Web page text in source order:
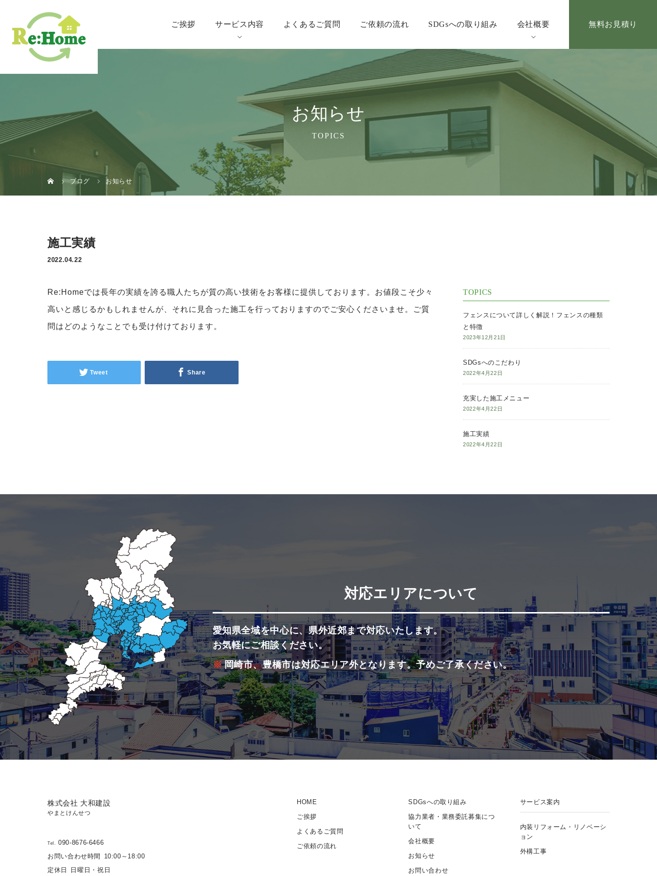
ご挨拶 サービス内容 よくあるご質問 ご依頼の流れ SDGsへの取り組み 会社概要 無料お見積り
お知らせ
TOPICS
ブログ お知らせ
施工実績
2022.04.22
Re:Homeでは長年の実績を誇る職人たちが質の高い技術をお客様に提供しております。お値段こそ少々
高いと感じるかもしれませんが、それに見合った施工を行っておりますのでご安心くださいませ。ご質
問はどのようなことでも受け付けております。
Tweet Share
TOPICS
フェンスについて詳しく解説！フェンスの種類
と特徴
2023年12月21日
SDGsへのこだわり
2022年4月22日
充実した施工メニュー
2022年4月22日
施工実績
2022年4月22日
対応エリアについて
愛知県全域を中心に、県外近郊まで対応いたします。
お気軽にご相談ください。
岡崎市、豊橋市は対応エリア外となります。予めご了承ください。
株式会社 大和建設
やまとけんせつ
Tel.
090-8676-6466
お問い合わせ時間
10:00～18:00
定休日
日曜日・祝日
HOME
ご挨拶
よくあるご質問
ご依頼の流れ
SDGsへの取り組み
協力業者・業務委託募集につ
いて
会社概要
お知らせ
お問い合わせ
サービス案内
内装リフォーム・リノベーシ
ョン
外構工事